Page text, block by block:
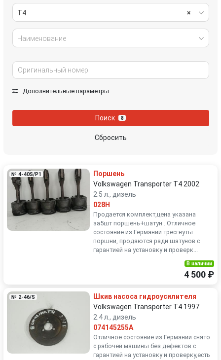
×
T4
Наименование
Дополнительные параметры
Поиск 8
Сбросить
№ 4-40S/P1
Поршень
Volkswagen Transporter T4 2002
2.5 л., дизель
028H
Продается комплект,цена указана
за5шт поршень+шатун . Отличное
состояние из Германии тресгнуты
поршни, продаются ради шатунов с
гарантией на установку и проверк...
В наличии
4 500 ₽
№ 2-46/S
Шкив насоса гидроусилителя
Volkswagen Transporter T4 1997
2.4 л., дизель
074145255A
Отличное состояние из Германии снято
с рабочей машины без дефектов с
гарантией на установку и проверку,есть